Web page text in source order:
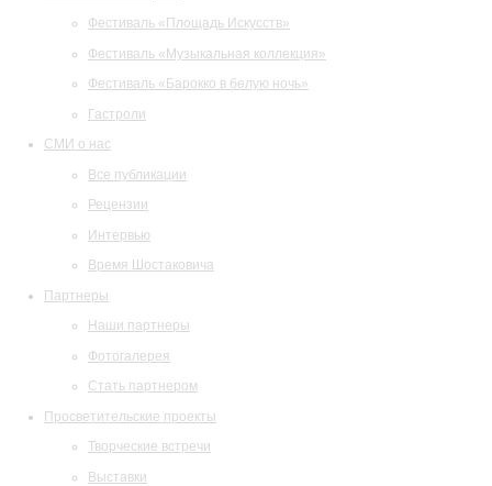
Фестиваль «Площадь Искусств»
Фестиваль «Музыкальная коллекция»
Фестиваль «Барокко в белую ночь»
Гастроли
СМИ о нас
Все публикации
Рецензии
Интервью
Время Шостаковича
Партнеры
Наши партнеры
Фотогалерея
Стать партнером
Просветительские проекты
Творческие встречи
Выставки